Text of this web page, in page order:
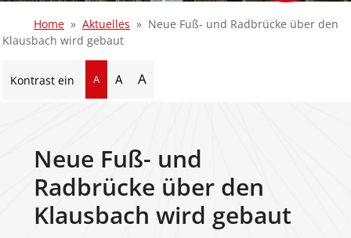
Home Aktuelles
Neue Fuß- und Radbrücke über den
Klausbach wird gebaut
Kontrast ein A A A
Neue Fuß- und
Radbrücke über den
Klausbach wird gebaut